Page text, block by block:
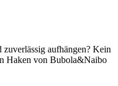
aufhängen? Kein
Haken von Bubola&Naibo